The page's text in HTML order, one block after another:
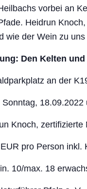
vorbei an
Heidrun
wie der Wein zu
Den Kelten
an der
Sonntag, 18.09.2022
Knoch,
pro Person inkl.
10/max. 18